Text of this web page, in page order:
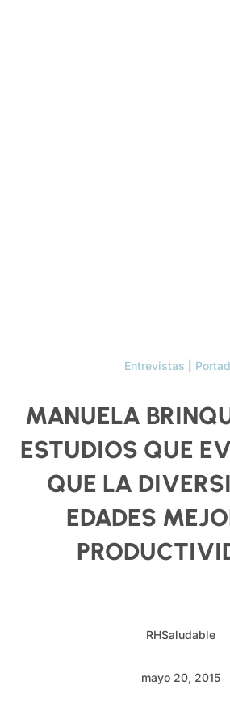
Entrevistas
MANUELA
ESTUDIOS QUE
QUE LA
EDADES
RHSaludable
mayo 20, 2015